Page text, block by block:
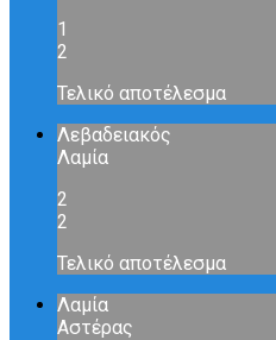
1
2
Τελικό αποτέλεσμα
Λεβαδειακός
Λαμία
2
2
Τελικό αποτέλεσμα
Λαμία
Αστέρας